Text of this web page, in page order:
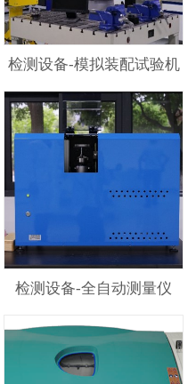
检测设备-模拟装配试验机
检测设备-全自动测量仪